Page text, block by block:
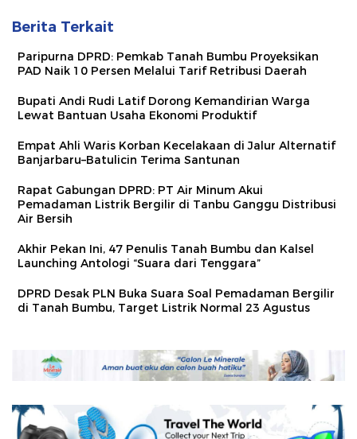
Berita Terkait
Paripurna DPRD: Pemkab Tanah Bumbu Proyeksikan
PAD Naik 10 Persen Melalui Tarif Retribusi Daerah
Bupati Andi Rudi Latif Dorong Kemandirian Warga
Lewat Bantuan Usaha Ekonomi Produktif
Empat Ahli Waris Korban Kecelakaan di Jalur Alternatif
Banjarbaru–Batulicin Terima Santunan
Rapat Gabungan DPRD: PT Air Minum Akui
Pemadaman Listrik Bergilir di Tanbu Ganggu Distribusi
Air Bersih
Akhir Pekan Ini, 47 Penulis Tanah Bumbu dan Kalsel
Launching Antologi “Suara dari Tenggara”
DPRD Desak PLN Buka Suara Soal Pemadaman Bergilir
di Tanah Bumbu, Target Listrik Normal 23 Agustus